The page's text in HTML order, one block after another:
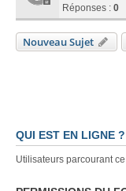
Réponses : 0
Nouveau Sujet
QUI EST EN LIGNE ?
Utilisateurs parcourant